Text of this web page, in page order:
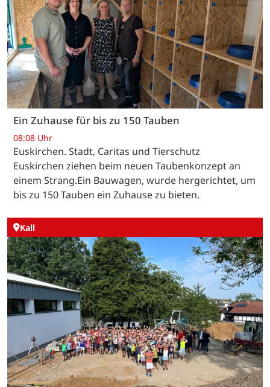
Ein Zuhause für bis zu 150 Tauben
08:08 Uhr
Euskirchen. Stadt, Caritas und Tierschutz
Euskirchen ziehen beim neuen Taubenkonzept an
einem Strang.Ein Bauwagen, wurde hergerichtet, um
bis zu 150 Tauben ein Zuhause zu bieten.
Kall